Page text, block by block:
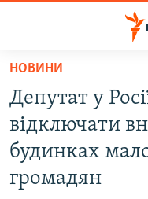
Перейти
основного
матеріалу
Перейти
до
основної
ВОДА.КРИМ
ВІДЕО ТА ФОТО
НОВИНИ
Депутат у
відключати
будинках
громадян